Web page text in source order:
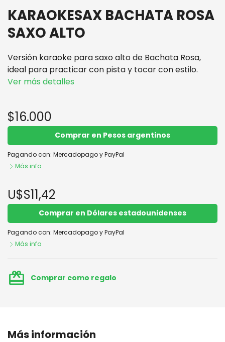
KARAOKESAX BACHATA ROSA
SAXO ALTO
Versión karaoke para saxo alto de Bachata Rosa,
ideal para practicar con pista y tocar con estilo.
Ver más detalles
$16.000
Comprar en Pesos argentinos
Pagando con: MercadopagoyPayPal
Más info
U$S11,42
Comprar en Dólares estadounidenses
Pagando con: MercadopagoyPayPal
Más info
card_giftcard Comprar como regalo
Más información